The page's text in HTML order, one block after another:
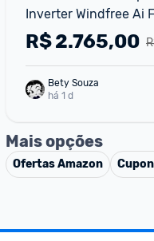
Inverter Windfree Ai
220v
R$2.765,00
Bety Souza
há 1 d
Mais opções
OfertasAmazon